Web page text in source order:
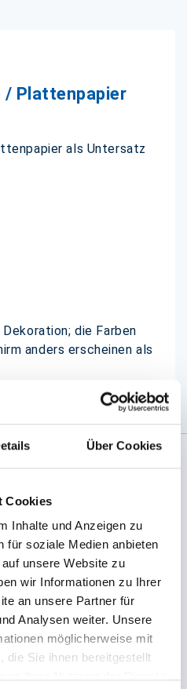
Über Cookies
Cookies
Inhalte und Anzeigen zu
für soziale Medien anbieten
unsere Website zu
wir Informationen zu Ihrer
an unsere Partner für
Analysen weiter. Unsere
möglicherweise mit
die Sie ihnen bereitgestellt
/ Plattenpapier
als Untersatz
die Farben
anders erscheinen als
packpack.de GmbH, Am
Artikeln